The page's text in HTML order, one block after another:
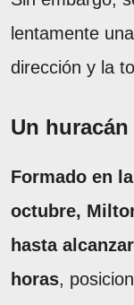
lentamente
dirección y la
Un
Formado en
octubre,
hasta
horas,